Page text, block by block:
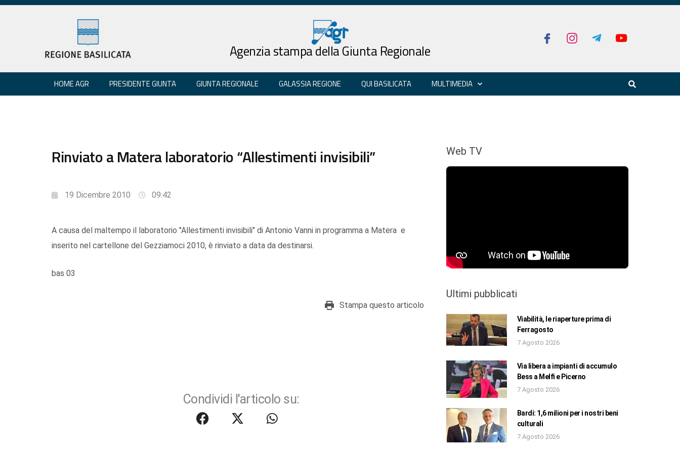
Agenzia stampa della Giunta Regionale
HOME AGR PRESIDENTE GIUNTA GIUNTA REGIONALE GALASSIA REGIONE QUI BASILICATA MULTIMEDIA
Rinviato a Matera laboratorio “Allestimenti invisibili”
19 Dicembre 2010 09:42
A causa del maltempo il laboratorio "Allestimenti invisibili" di Antonio Vanni in programma a Matera e
inserito nel cartellone del Gezziamoci 2010, è rinviato a data da destinarsi.
bas 03
Stampa questo articolo
Condividi l'articolo su:
Web TV
Ultimi pubblicati
Viabilità, le riaperture prima di
Ferragosto
7 Agosto 2026
Via libera a impianti di accumulo
Bess a Melfi e Picerno
7 Agosto 2026
Bardi: 1,6 milioni per i nostri beni
culturali
7 Agosto 2026